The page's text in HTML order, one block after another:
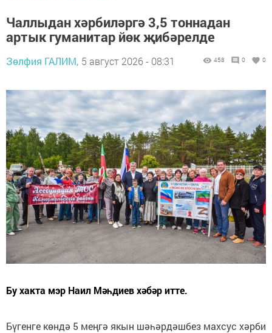
Чаллыдан хәрбиләргә 3,5 тоннадан
артык гуманитар йөк җибәрелде
Зөлфия ГАЛИМ, 5 август 2026 - 08:31 458 0 0
Бу хакта мэр Наил Мәһдиев хәбәр итте.
Бүгенге көндә 5 меңгә якын шәһәрдәшбез махсус хәрби